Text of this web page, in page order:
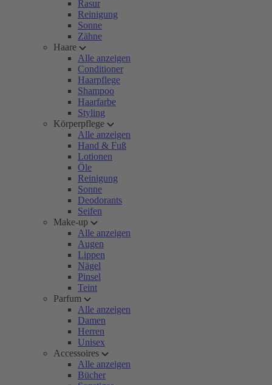
Rasur
Reinigung
Sonne
Zähne
Haare
Alle anzeigen
Conditioner
Haarpflege
Shampoo
Haarfarbe
Styling
Körperpflege
Alle anzeigen
Hand & Fuß
Lotionen
Öle
Reinigung
Sonne
Deodorants
Seifen
Make-up
Alle anzeigen
Augen
Lippen
Nägel
Pinsel
Teint
Parfum
Alle anzeigen
Damen
Herren
Unisex
Accessoires
Alle anzeigen
Bücher